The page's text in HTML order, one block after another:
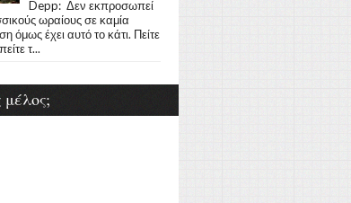
Depp: Δεν εκπροσωπεί
ωραίους σε καμία
όμως έχει αυτό το κάτι. Πείτε
τ...
μέλος;